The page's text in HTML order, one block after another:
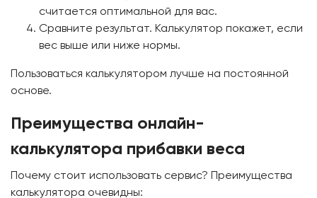
считается оптимальной для вас.
Сравните результат. Калькулятор покажет, если
вес выше или ниже нормы.
Пользоваться калькулятором лучше на постоянной
основе.
Преимущества онлайн-
калькулятора прибавки веса
Почему стоит использовать сервис? Преимущества
калькулятора очевидны: